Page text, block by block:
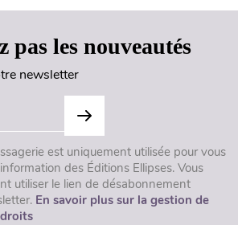
pas les nouveautés
newsletter
est uniquement utilisée pour vous
des Éditions Ellipses. Vous
utiliser le lien de désabonnement
En savoir plus sur la gestion de